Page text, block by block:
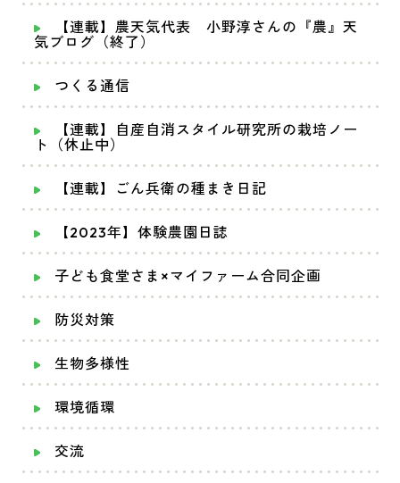
【連載】農天気代表 小野淳さんの『農』天
気ブログ（終了）
つくる通信
【連載】自産自消スタイル研究所の栽培ノー
ト（休止中）
【連載】ごん兵衛の種まき日記
【2023年】体験農園日誌
子ども食堂さま×マイファーム合同企画
防災対策
生物多様性
環境循環
交流